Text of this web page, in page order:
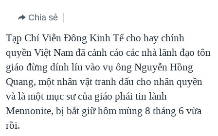
hướng
chính
tới
"Tìm"
MỤC
TỰ DO BÁO CHÍ
VẠCH TRẦN TIN GIẢ
NGƯỜI VIỆT HẢI NGOẠI
KINH TẾ
CHUYÊN ĐỀ
CHIẾN TRANH THƯƠNG MẠI CỦA MỸ: QUÁ KHỨ VÀ HIỆN
TẠI
HÀNH TRÌNH BẦU CỬ 2024
MỘT NĂM CHIẾN TRANH TẠI DẢI GAZA
GIẢI MÃ VÀNH ĐAI & CON ĐƯỜNG
HỌC TIẾNG ANH
VIDEO
NGHE
MẠNG XÃ HỘI
Chia sẻ
Tạp Chí Viễn Đông Kinh Tế cho hay chính
quyền Việt Nam đã cảnh cáo các nhà lãnh đạo tôn
giáo đừng dính líu vào vụ ông Nguyễn Hồng
Quang, một nhân vật tranh đấu cho nhân quyền
và là một mục sư của giáo phái tin lành
Mennonite, bị bắt giữ hôm mùng 8 tháng 6 vừa
rồi.